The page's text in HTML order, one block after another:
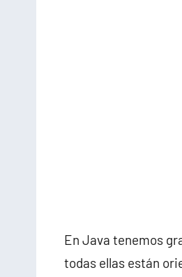
En Java tenemos
todas ellas están